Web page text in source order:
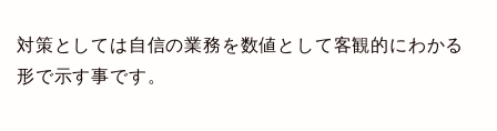
対策としては自信の業務を数値として客観的にわかる
形で示す事です。